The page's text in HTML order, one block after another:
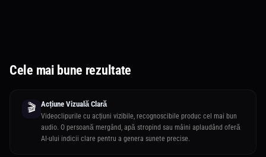
Cele mai bune rezultate
🎬 Acțiune Vizuală Clară
Videoclipurile cu acțiuni vizibile, recognoscibile produc cel mai bun
audio. O persoană mergând, apă stropind sau mâini aplaudând oferă
AI-ului indicii clare pentru a genera sunete precise.